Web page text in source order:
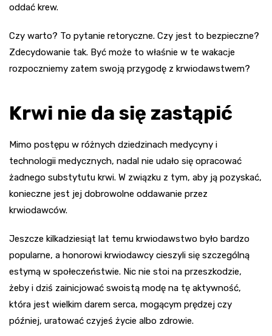
oddać krew.
Czy warto? To pytanie retoryczne. Czy jest to bezpieczne?
Zdecydowanie tak. Być może to właśnie w te wakacje
rozpoczniemy zatem swoją przygodę z krwiodawstwem?
Krwi nie da się zastąpić
Mimo postępu w różnych dziedzinach medycyny i
technologii medycznych, nadal nie udało się opracować
żadnego substytutu krwi. W związku z tym, aby ją pozyskać,
konieczne jest jej dobrowolne oddawanie przez
krwiodawców.
Jeszcze kilkadziesiąt lat temu krwiodawstwo było bardzo
popularne, a honorowi krwiodawcy cieszyli się szczególną
estymą w społeczeństwie. Nic nie stoi na przeszkodzie,
żeby i dziś zainicjować swoistą modę na tę aktywność,
która jest wielkim darem serca, mogącym prędzej czy
później, uratować czyjeś życie albo zdrowie.